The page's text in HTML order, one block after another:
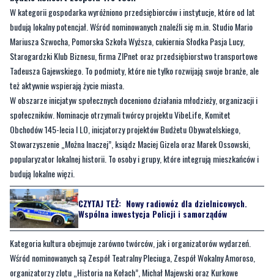
W kategorii gospodarka wyróżniono przedsiębiorców i instytucje, które od lat
budują lokalny potencjał. Wśród nominowanych znaleźli się m.in. Studio Mario
Mariusza Szwocha, Pomorska Szkoła Wyższa, cukiernia Słodka Pasja Lucy,
Starogardzki Klub Biznesu, firma ZIPnet oraz przedsiębiorstwo transportowe
Tadeusza Gajewskiego. To podmioty, które nie tylko rozwijają swoje branże, ale
też aktywnie wspierają życie miasta.
W obszarze inicjatyw społecznych doceniono działania młodzieży, organizacji i
społeczników. Nominacje otrzymali twórcy projektu VibeLife, Komitet
Obchodów 145-lecia I LO, inicjatorzy projektów Budżetu Obywatelskiego,
Stowarzyszenie „Można Inaczej”, ksiądz Maciej Gizela oraz Marek Ossowski,
popularyzator lokalnej historii. To osoby i grupy, które integrują mieszkańców i
budują lokalne więzi.
CZYTAJ TEŻ: Nowy radiowóz dla dzielnicowych.
Wspólna inwestycja Policji i samorządów
Kategoria kultura obejmuje zarówno twórców, jak i organizatorów wydarzeń.
Wśród nominowanych są Zespół Teatralny Pleciuga, Zespół Wokalny Amoroso,
organizatorzy zlotu „Historia na Kołach”, Michał Majewski oraz Kurkowe